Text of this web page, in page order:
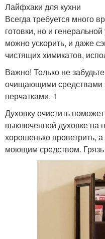
Лайфхаки для кухни
Всегда требуется много
готовки, но и
можно ускорить, и даже
чистящих химикатов,
Важно! Только не
очищающими средствами
перчатками. 1
Духовку очистить
выключенной духовке на
хорошенько проветрить,
моющим средством.